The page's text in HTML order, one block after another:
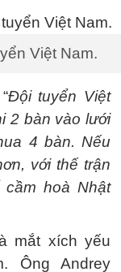
Việt Nam.
Đội tuyển Việt
2 bàn vào lưới
4 bàn. Nếu
với thế trận
hoà Nhật
mắt xích yếu
Ông Andrey